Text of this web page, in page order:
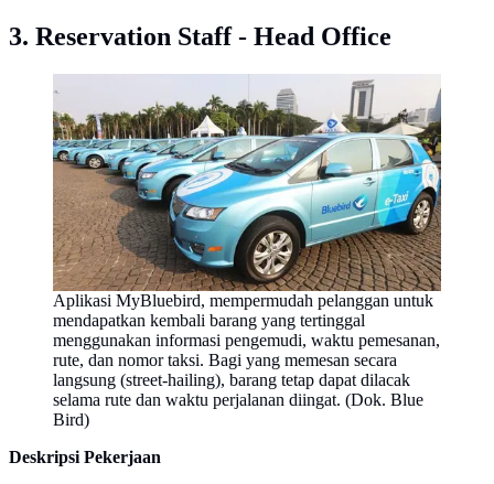
3. Reservation Staff - Head Office
Aplikasi MyBluebird, mempermudah pelanggan untuk
mendapatkan kembali barang yang tertinggal
menggunakan informasi pengemudi, waktu pemesanan,
rute, dan nomor taksi. Bagi yang memesan secara
langsung (street-hailing), barang tetap dapat dilacak
selama rute dan waktu perjalanan diingat. (Dok. Blue
Bird)
Deskripsi Pekerjaan